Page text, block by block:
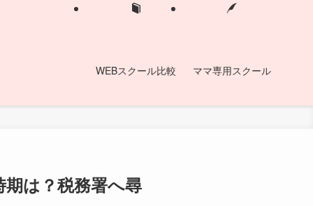
WEBスクール比較 ママ専用スクール
は？税務署へ尋